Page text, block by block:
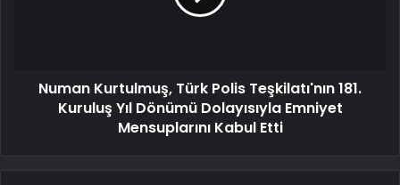
Numan Kurtulmuş, Türk Polis Teşkilatı'nın 181.
Kuruluş Yıl Dönümü Dolayısıyla Emniyet
Mensuplarını Kabul Etti